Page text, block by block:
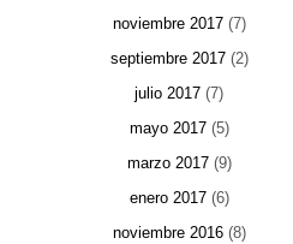
noviembre 2017(7)
septiembre 2017(2)
julio 2017 (7)
mayo 2017(5)
marzo 2017(9)
enero 2017(6)
noviembre 2016(8)